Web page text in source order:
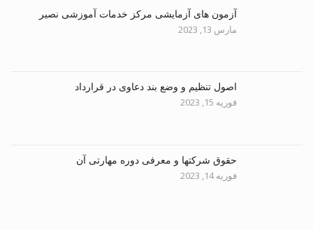
آزمون های آزمایشی مرکز خدمات آموزشی نصیر
مارس 13, 2023
اصول تنظیم و وضع بند دعاوی در قرارداد
فوریه 15, 2023
حقوق شرکتها و معرفی دوره مهارتی آن
فوریه 14, 2023